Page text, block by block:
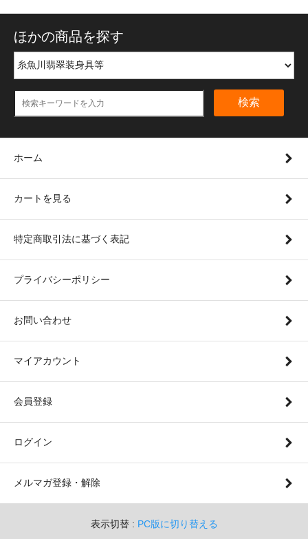
ほかの商品を探す
検索
ホーム
カートを見る
特定商取引法に基づく表記
プライバシーポリシー
お問い合わせ
マイアカウント
会員登録
ログイン
メルマガ登録・解除
表示切替 : PC版に切り替える